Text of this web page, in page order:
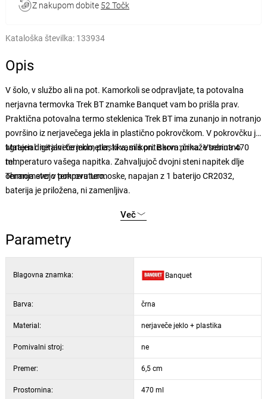
Z nakupom dobite 52 Točk
Kataloška številka: 133934
Opis
V šolo, v službo ali na pot. Kamorkoli se odpravljate, ta potovalna
nerjavna termovka Trek BT znamke Banquet vam bo prišla prav.
Praktična potovalna termo steklenica Trek BT ima zunanjo in notranjo
površino iz nerjavečega jekla in plastično pokrovčkom. V pokrovčku je
vgrajen digitalni termometer, ki vam s pritiskom prikaže trenutno
temperaturo vašega napitka. Zahvaljujoč dvojni steni napitek dlje
ohranja svojo temperaturo.
Material: nerjaveče jeklo, plastika, silikon. Barva: črna. Vsebina 470
ml.
Termometer v pokrovu termoske, napajan z 1 baterijo CR2032,
baterija je priložena, ni zamenljiva.
Več
Parametry
Blagovna znamka: Banquet
Barva: črna
Material: nerjaveče jeklo + plastika
Pomivalni stroj: ne
Premer: 6,5 cm
Prostornina: 470 ml